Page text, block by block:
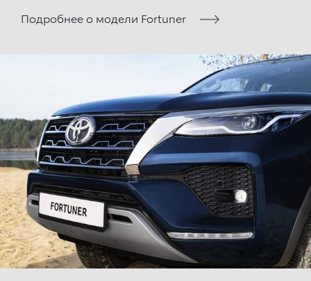
Подробнее о модели Fortuner